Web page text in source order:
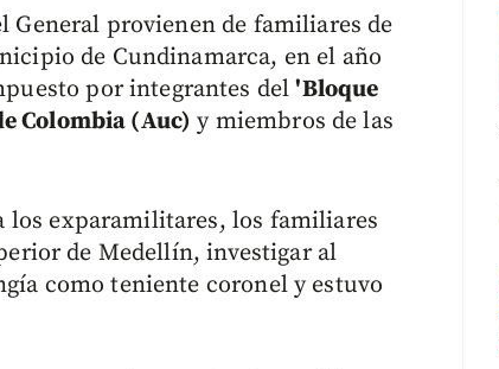
General provienen de familiares de
de Cundinamarca, en el año
por integrantes del'Bloque
Colombia (Auc) y miembros de las
los exparamilitares, los familiares
de Medellín, investigar al
como teniente coronel y estuvo